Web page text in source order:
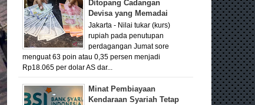
Ditopang Cadangan
Devisa yang Memadai
Jakarta - Nilai tukar (kurs)
rupiah pada penutupan
perdagangan Jumat sore
menguat 63 poin atau 0,35 persen menjadi
Rp18.065 per dolar AS dar...
Minat Pembiayaan
Kendaraan Syariah Tetap